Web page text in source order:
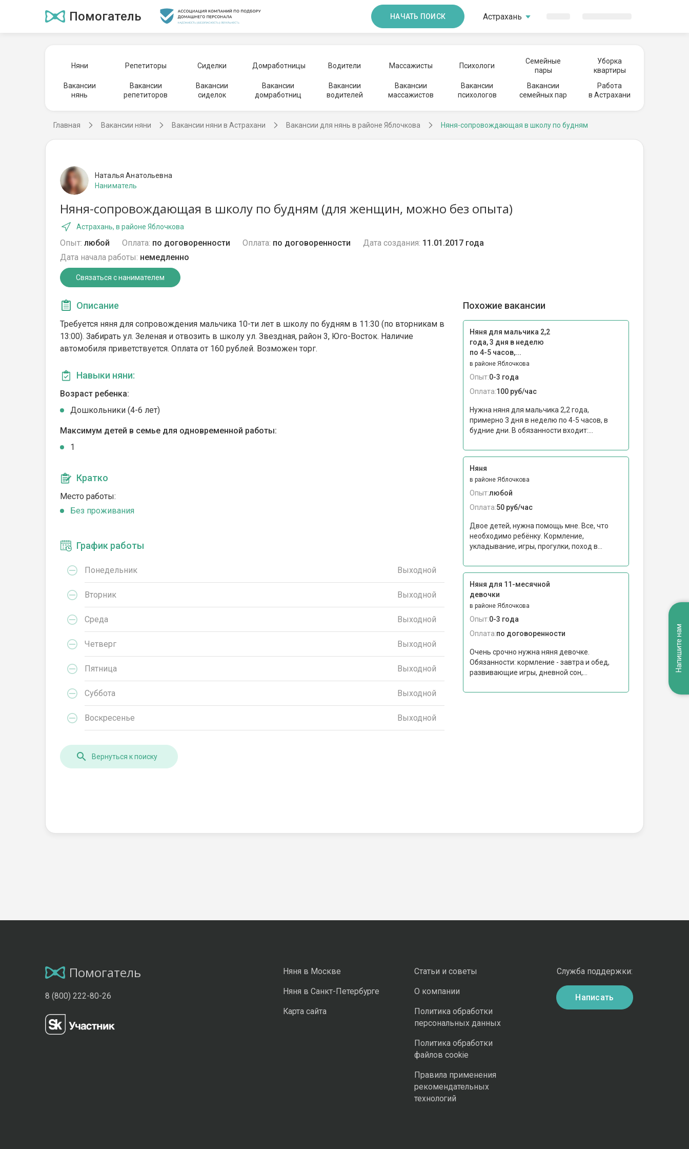
Помогатель НАЧАТЬ ПОИСК Астрахань
Няни Репетиторы Сиделки Домработницы Водители Массажисты Психологи
Семейные
пары
Уборка
квартиры
Вакансии
нянь
Вакансии
репетиторов
Вакансии
сиделок
Вакансии
домработниц
Вакансии
водителей
Вакансии
массажистов
Вакансии
психологов
Вакансии
семейных пар
Работа
в Астрахани
Главная Вакансии няни Вакансии няни в Астрахани Вакансии для нянь в районе Яблочкова Няня-сопровождающая в школу по будням
Наталья Анатольевна
Наниматель
Няня-сопровождающая в школу по будням (для женщин, можно без опыта)
Астрахань, в районе Яблочкова
Опыт: любой Оплата: по договоренности Оплата: по договоренности Дата создания: 11.01.2017 года
Дата начала работы: немедленно
Связаться с нанимателем
Описание
Требуется няня для сопровождения мальчика 10-ти лет в школу по будням в 11:30 (по вторникам в
13:00). Забирать ул. Зеленая и отвозить в школу ул. Звездная, район 3, Юго-Восток. Наличие
автомобиля приветствуется. Оплата от 160 рублей. Возможен торг.
Навыки няни:
Возраст ребенка:
Дошкольники (4-6 лет)
Максимум детей в семье для одновременной работы:
1
Кратко
Место работы:
Без проживания
График работы
Понедельник Выходной
Вторник Выходной
Среда Выходной
Четверг Выходной
Пятница Выходной
Суббота Выходной
Воскресенье Выходной
Похожие вакансии
Няня для мальчика 2,2
года, 3 дня в неделю
по 4-5 часов,...
в районе Яблочкова
Опыт:0-3 года
Оплата:100 руб/час
Нужна няня для мальчика 2,2 года,
примерно 3 дня в неделю по 4-5 часов, в
будние дни. В обязанности входит:...
Няня
в районе Яблочкова
Опыт:любой
Оплата:50 руб/час
Двое детей, нужна помощь мне. Все, что
необходимо ребёнку. Кормление,
укладывание, игры, прогулки, поход в...
Няня для 11-месячной
девочки
в районе Яблочкова
Опыт:0-3 года
Оплата:по договоренности
Очень срочно нужна няня девочке.
Обязанности: кормление - завтра и обед,
развивающие игры, дневной сон,...
Вернуться к поиску
Помогатель
8 (800) 222-80-26
Няня в Москве
Няня в Санкт-Петербурге
Карта сайта
Статьи и советы
О компании
Политика обработки
персональных данных
Политика обработки
файлов cookie
Правила применения
рекомендательных
технологий
Служба поддержки:
Написать
Напишите нам